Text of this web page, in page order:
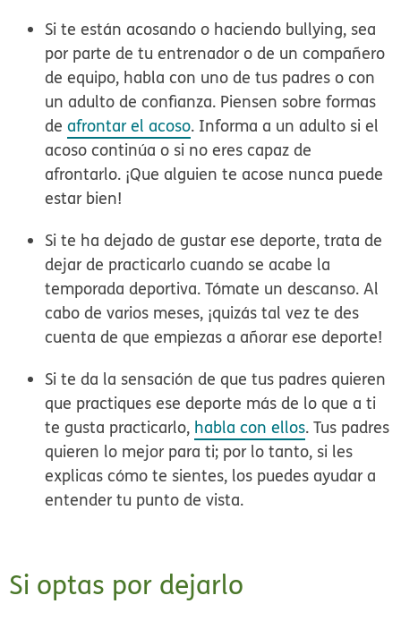
Si te están acosando o haciendo bullying, sea
por parte de tu entrenador o de un compañero
de equipo, habla con uno de tus padres o con
un adulto de confianza. Piensen sobre formas
deafrontar el acoso. Informa a un adulto si el
acoso continúa o si no eres capaz de
afrontarlo. ¡Que alguien te acose nunca puede
estar bien!
Si te ha dejado de gustar ese deporte, trata de
dejar de practicarlo cuando se acabe la
temporada deportiva. Tómate un descanso. Al
cabo de varios meses, ¡quizás tal vez te des
cuenta de que empiezas a añorar ese deporte!
Si te da la sensación de que tus padres quieren
que practiques ese deporte más de lo que a ti
te gusta practicarlo, habla con ellos. Tus padres
quieren lo mejor para ti; por lo tanto, si les
explicas cómo te sientes, los puedes ayudar a
entender tu punto de vista.
Si optas por dejarlo